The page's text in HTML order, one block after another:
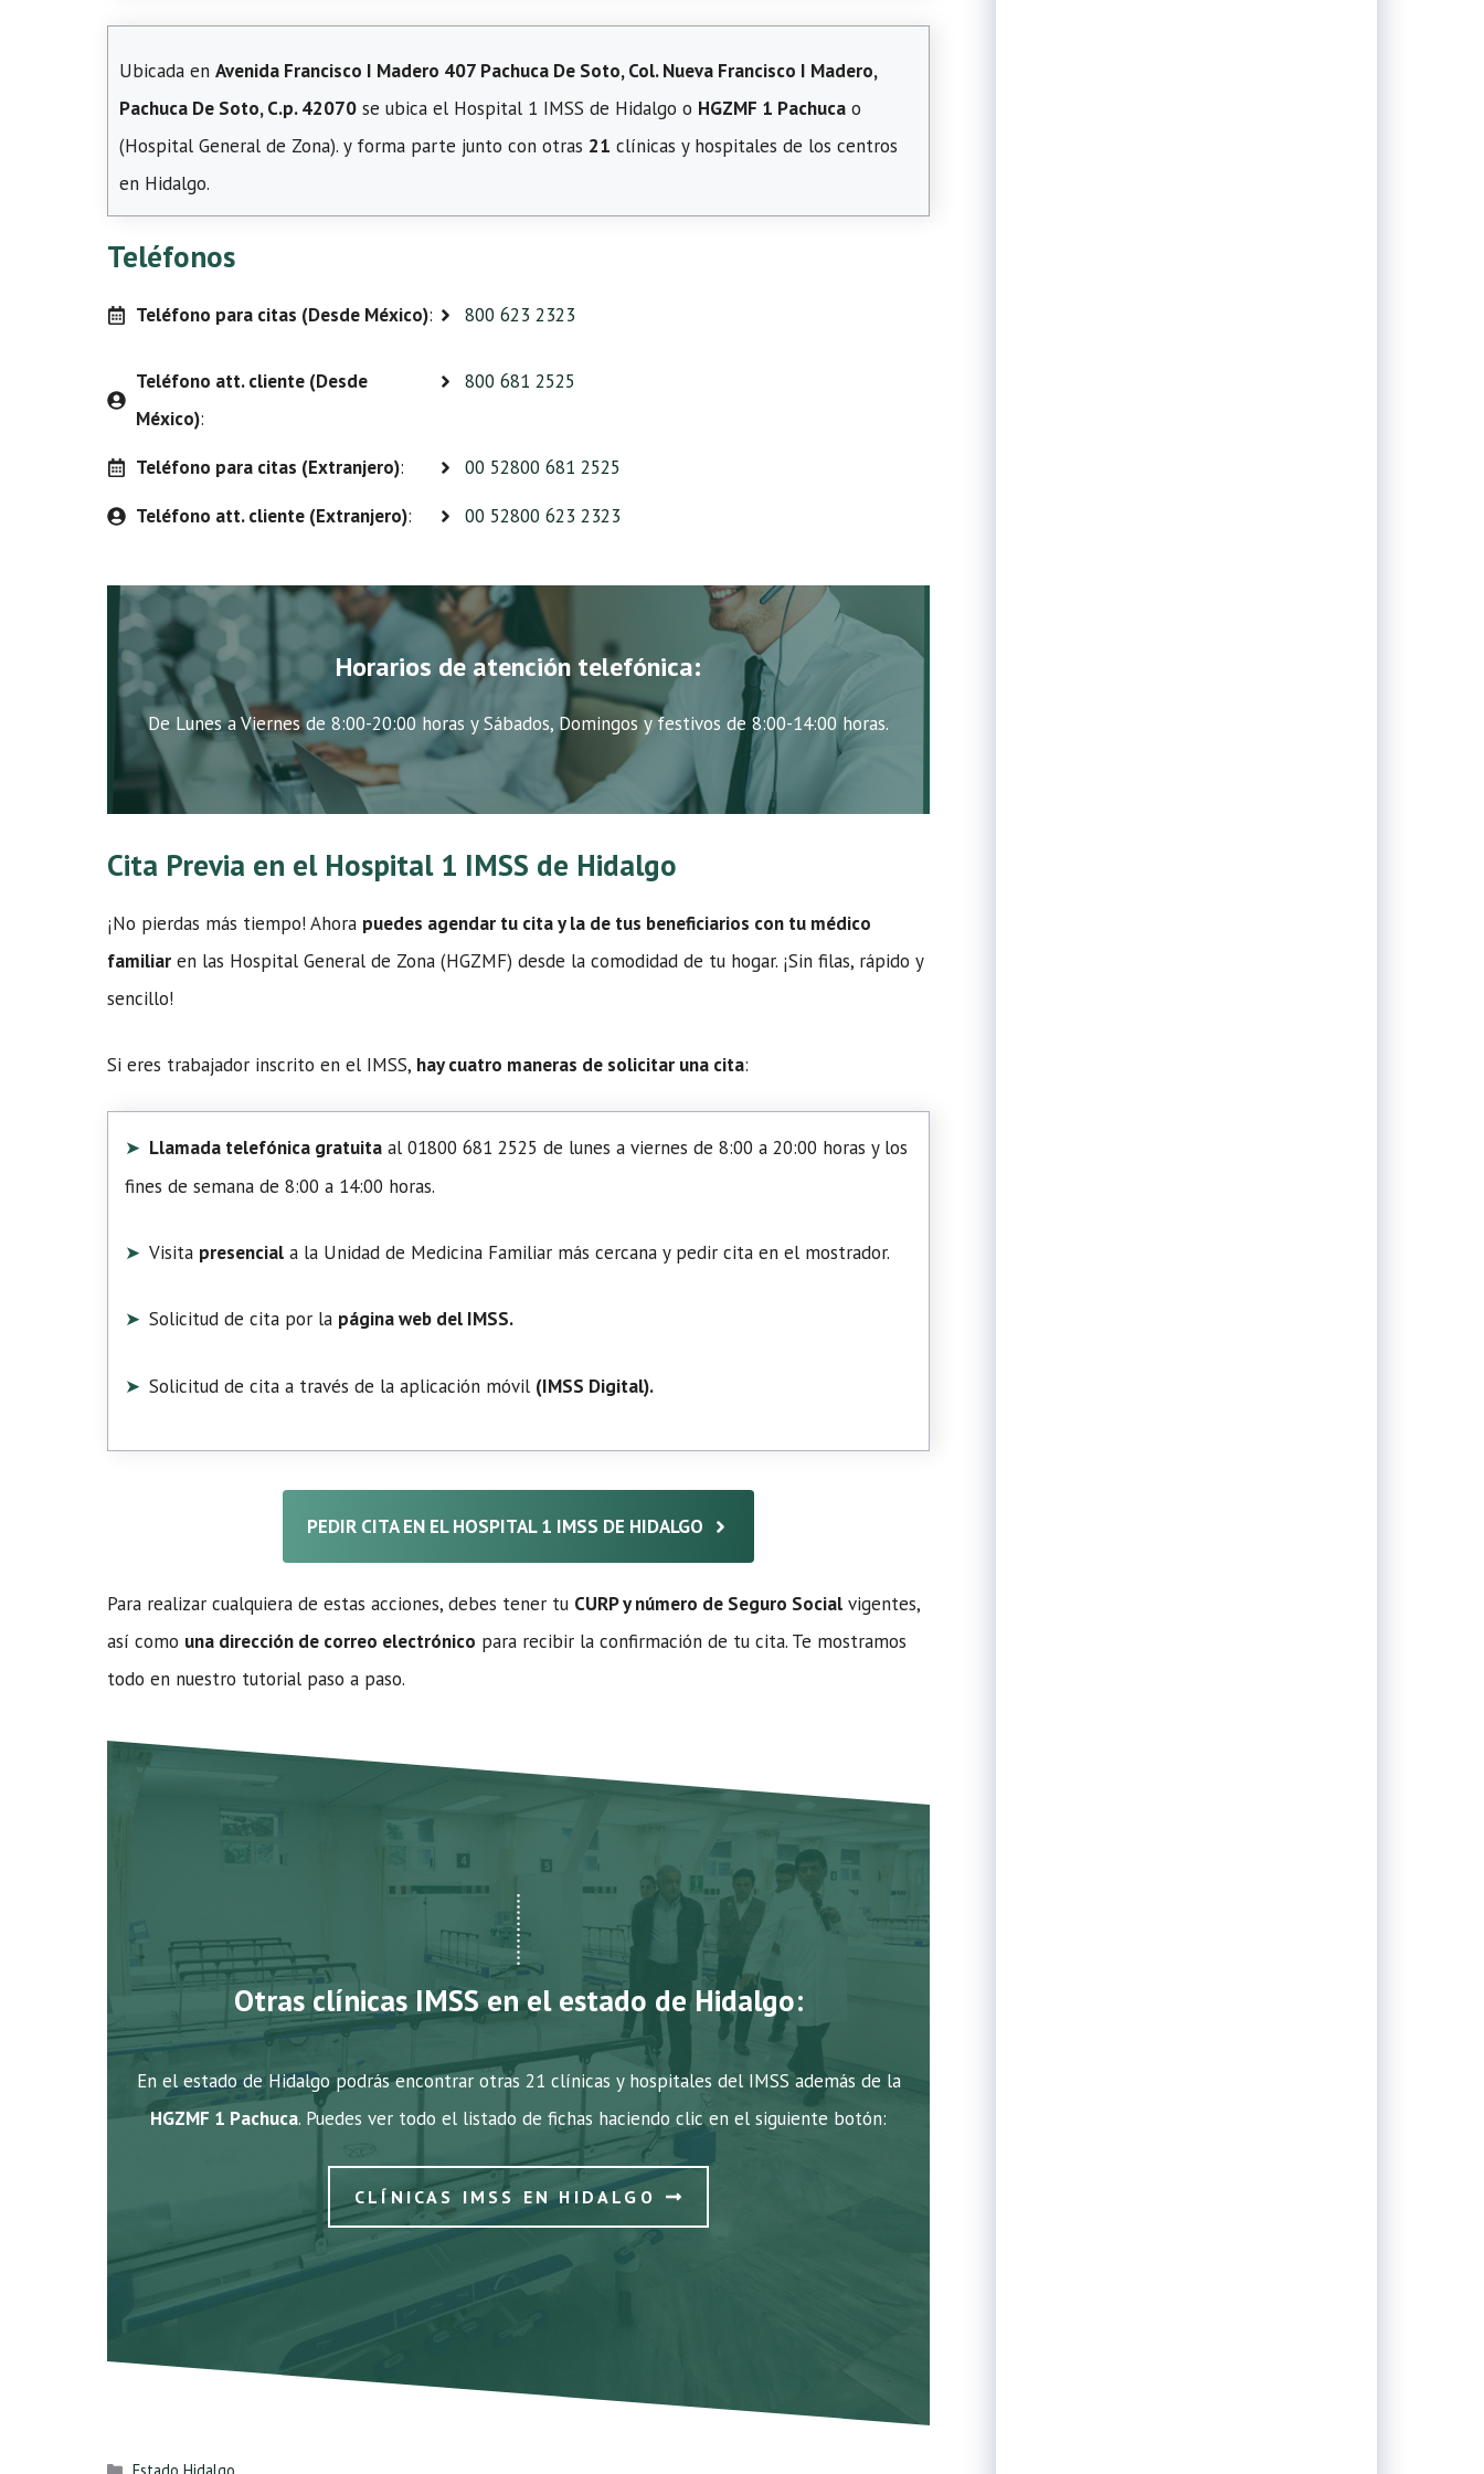
Ubicada en Avenida Francisco I Madero 407 Pachuca De Soto, Col. Nueva Francisco I Madero,
Pachuca De Soto, C.p. 42070 se ubica el Hospital 1 IMSS de Hidalgo o HGZMF 1 Pachuca o
(Hospital General de Zona). y forma parte junto con otras 21 clínicas y hospitales de los centros
en Hidalgo.
Teléfonos
Teléfono para citas (Desde México): 800 623 2323
Teléfono att. cliente (Desde
México):
800 681 2525
Teléfono para citas (Extranjero):
00 52800 681 2525
Teléfono att. cliente (Extranjero): 00 52800 623 2323
Horarios de atención telefónica:
De Lunes a Viernes de 8:00-20:00 horas y Sábados, Domingos y festivos de 8:00-14:00 horas.
Cita Previa en el Hospital 1 IMSS de Hidalgo
¡No pierdas más tiempo! Ahora puedes agendar tu cita y la de tus beneficiarios con tu médico
familiar en las Hospital General de Zona (HGZMF) desde la comodidad de tu hogar. ¡Sin filas, rápido y
sencillo!
Si eres trabajador inscrito en el IMSS, hay cuatro maneras de solicitar una cita:
Llamada telefónica gratuita al 01800 681 2525 de lunes a viernes de 8:00 a 20:00 horas y los
fines de semana de 8:00 a 14:00 horas.
Visita presencial a la Unidad de Medicina Familiar más cercana y pedir cita en el mostrador.
Solicitud de cita por la página web del IMSS.
Solicitud de cita a través de la aplicación móvil (IMSS Digital).
PEDIR CITA EN EL HOSPITAL 1 IMSS DE HIDALGO
Para realizar cualquiera de estas acciones, debes tener tu CURP y número de Seguro Social vigentes,
así como una dirección de correo electrónico para recibir la confirmación de tu cita. Te mostramos
todo en nuestro tutorial paso a paso.
Otras clínicas IMSS en el estado de Hidalgo:
En el estado de Hidalgo podrás encontrar otras 21 clínicas y hospitales del IMSS además de la
HGZMF 1 Pachuca. Puedes ver todo el listado de fichas haciendo clic en el siguiente botón:
CLÍNICAS IMSS EN HIDALGO
Categorías